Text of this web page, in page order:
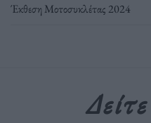
Έκθεση Μοτοσυκλέτας 2024